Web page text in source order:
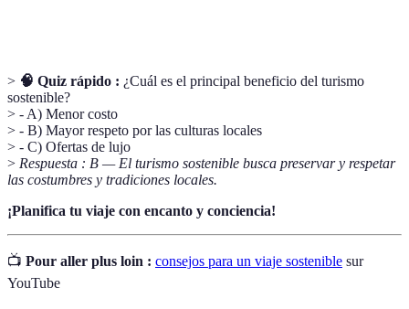
> 🧠 Quiz rápido : ¿Cuál es el principal beneficio del turismo
sostenible?
> - A) Menor costo
> - B) Mayor respeto por las culturas locales
> - C) Ofertas de lujo
> Respuesta : B — El turismo sostenible busca preservar y respetar
las costumbres y tradiciones locales.
¡Planifica tu viaje con encanto y conciencia!
📺 Pour aller plus loin : consejos para un viaje sostenible sur
YouTube